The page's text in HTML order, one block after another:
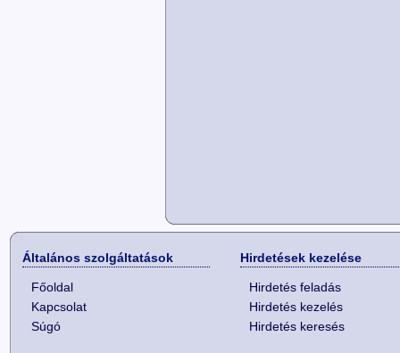
Általános szolgáltatások
Főoldal
Kapcsolat
Súgó
Hirdetések kezelése
Hirdetés feladás
Hirdetés kezelés
Hirdetés keresés